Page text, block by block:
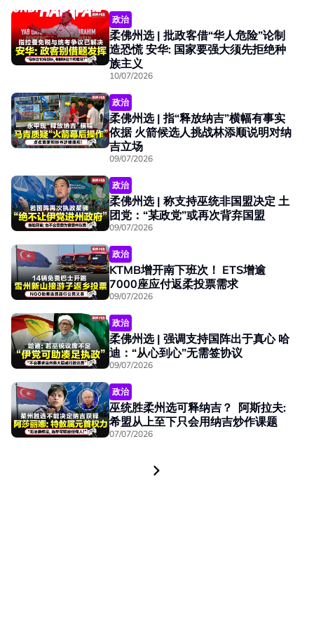
政治
柔佛州选 | 批政客借“华人危险”论制
造恐慌 安华: 国家要强大须先拒绝种
族主义
10/07/2026
政治
柔佛州选 | 指“释放纳吉”横幅有事实
依据 火箭候选人挑战林添顺说明对纳
吉立场
09/07/2026
政治
柔佛州选 | 称支持巫统非国盟决定 土
团党：“某政党”或再次背弃国盟
09/07/2026
政治
KTMB增开南下班次！ ETS增逾
7000座应付返柔投票需求
09/07/2026
政治
柔佛州选 | 强调支持国阵出于真心 哈
迪：“从心到心”无需签协议
09/07/2026
政治
巫统胜柔州选可释纳吉？ 阿斯拉夫:
希盟从上至下只会用纳吉炒作课题
07/07/2026